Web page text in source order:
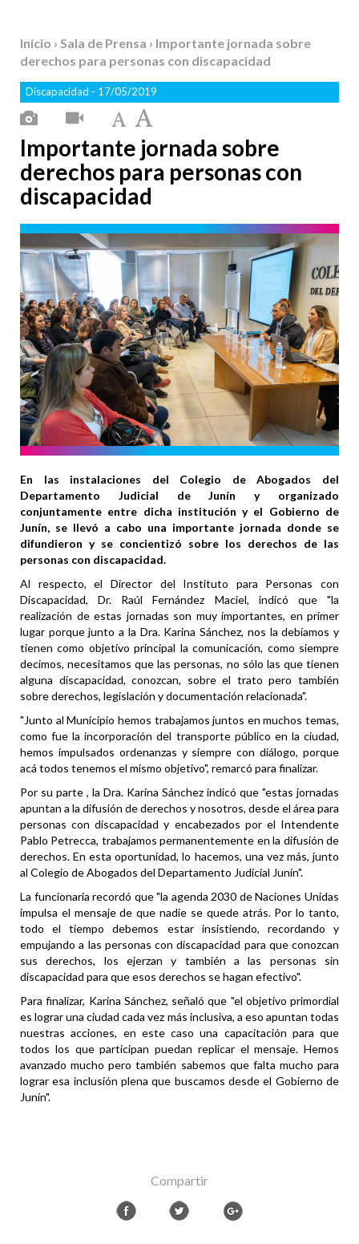
Inicio › Sala de Prensa › Importante jornada sobre
derechos para personas con discapacidad
Discapacidad - 17/05/2019
Importante jornada sobre
derechos para personas con
discapacidad
En las instalaciones del Colegio de Abogados del
Departamento Judicial de Junín y organizado
conjuntamente entre dicha institución y el Gobierno de
Junín, se llevó a cabo una importante jornada donde se
difundieron y se concientizó sobre los derechos de las
personas con discapacidad.
Al respecto, el Director del Instituto para Personas con
Discapacidad, Dr. Raúl Fernández Maciel, indicó que "la
realización de estas jornadas son muy importantes, en primer
lugar porque junto a la Dra. Karina Sánchez, nos la debíamos y
tienen como objetivo principal la comunicación, como siempre
decimos, necesitamos que las personas, no sólo las que tienen
alguna discapacidad, conozcan, sobre el trato pero también
sobre derechos, legislación y documentación relacionada".
"Junto al Municipio hemos trabajamos juntos en muchos temas,
como fue la incorporación del transporte público en la ciudad,
hemos impulsados ordenanzas y siempre con diálogo, porque
acá todos tenemos el mismo objetivo", remarcó para finalizar.
Por su parte , la Dra. Karina Sánchez indicó que "estas jornadas
apuntan a la difusión de derechos y nosotros, desde el área para
personas con discapacidad y encabezados por el Intendente
Pablo Petrecca, trabajamos permanentemente en la difusión de
derechos. En esta oportunidad, lo hacemos, una vez más, junto
al Colegio de Abogados del Departamento Judicial Junín".
La funcionaria recordó que "la agenda 2030 de Naciones Unidas
impulsa el mensaje de que nadie se quede atrás. Por lo tanto,
todo el tiempo debemos estar insistiendo, recordando y
empujando a las personas con discapacidad para que conozcan
sus derechos, los ejerzan y también a las personas sin
discapacidad para que esos derechos se hagan efectivo".
Para finalizar, Karina Sánchez, señaló que "el objetivo primordial
es lograr una ciudad cada vez más inclusiva, a eso apuntan todas
nuestras acciones, en este caso una capacitación para que
todos los que participan puedan replicar el mensaje. Hemos
avanzado mucho pero también sabemos que falta mucho para
lograr esa inclusión plena que buscamos desde el Gobierno de
Junín".
Compartir